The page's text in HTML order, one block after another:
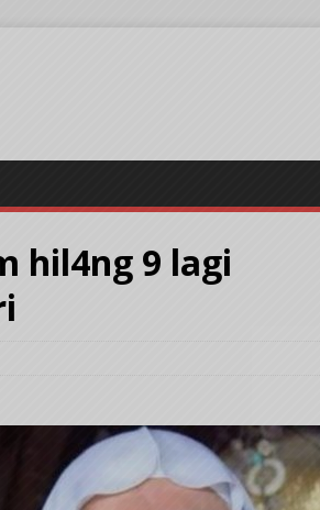
hil4ng 9 lagi